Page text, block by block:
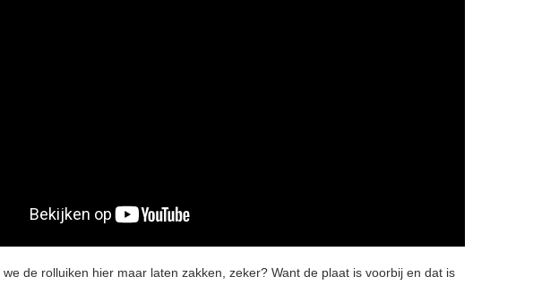
we de rolluiken hier maar laten zakken, zeker? Want de plaat is voorbij en dat is